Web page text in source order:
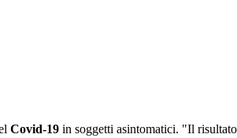
Covid-19 in soggetti asintomatici. "Il